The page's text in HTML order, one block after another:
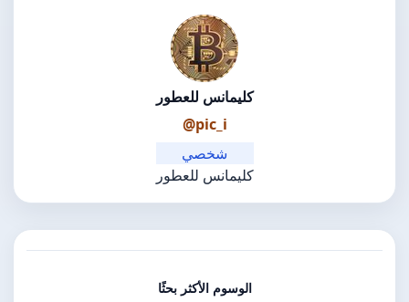
كليمانس للعطور
@pic_i
شخصي
كليمانس للعطور
الوسوم الأكثر بحثًا